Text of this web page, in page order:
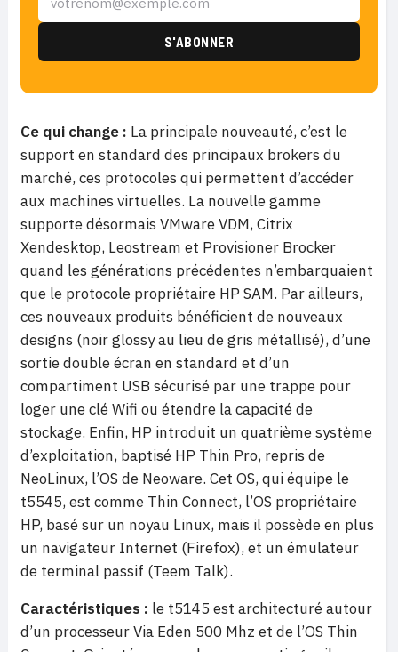
Ce qui change : La principale nouveauté, c’est le
support en standard des principaux brokers du
marché, ces protocoles qui permettent d’accéder
aux machines virtuelles. La nouvelle gamme
supporte désormais VMware VDM, Citrix
Xendesktop, Leostream et Provisioner Brocker
quand les générations précédentes n’embarquaient
que le protocole propriétaire HP SAM. Par ailleurs,
ces nouveaux produits bénéficient de nouveaux
designs (noir glossy au lieu de gris métallisé), d’une
sortie double écran en standard et d’un
compartiment USB sécurisé par une trappe pour
loger une clé Wifi ou étendre la capacité de
stockage. Enfin, HP introduit un quatrième système
d’exploitation, baptisé HP Thin Pro, repris de
NeoLinux, l’OS de Neoware. Cet OS, qui équipe le
t5545, est comme Thin Connect, l’OS propriétaire
HP, basé sur un noyau Linux, mais il possède en plus
un navigateur Internet (Firefox), et un émulateur
de terminal passif (Teem Talk).
Caractéristiques : le t5145 est architecturé autour
d’un processeur Via Eden 500 Mhz et de l’OS Thin